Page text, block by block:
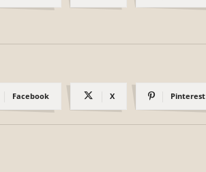
Facebook X Pinterest